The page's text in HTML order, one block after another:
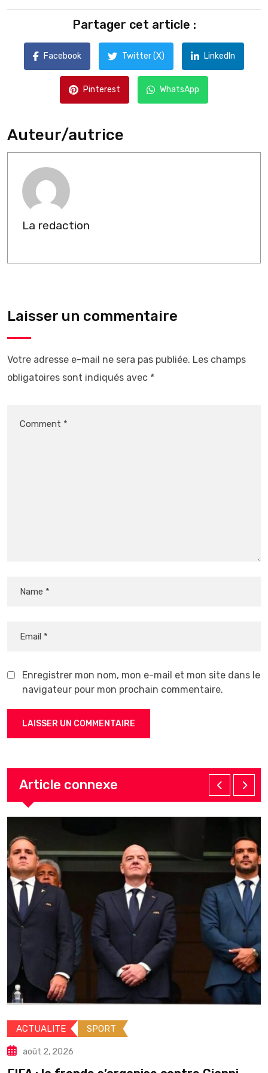
Partager cet article :
Facebook Twitter (X) LinkedIn
Pinterest WhatsApp
Auteur/autrice
La redaction
Laisser un commentaire
Votre adresse e-mail ne sera pas publiée. Les champs
obligatoires sont indiqués avec *
Enregistrer mon nom, mon e-mail et mon site dans le
navigateur pour mon prochain commentaire.
Article connexe